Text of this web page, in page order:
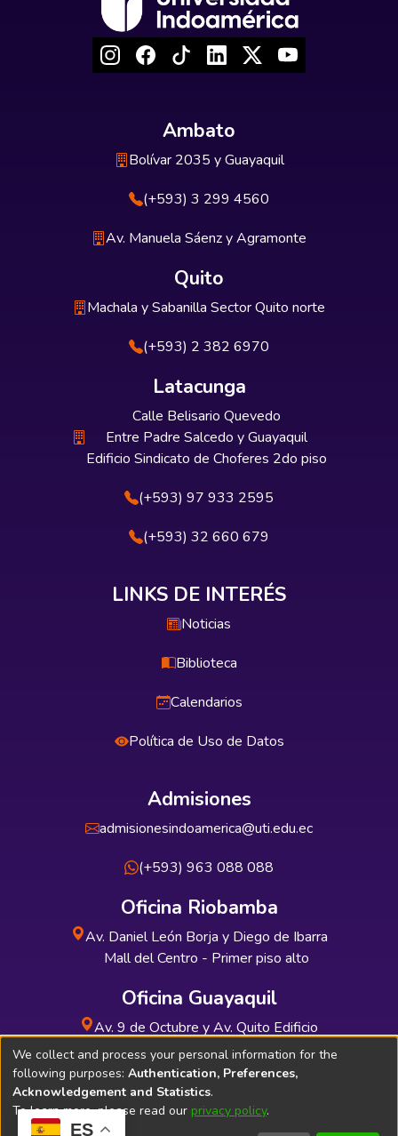
ES
Ambato
Bolívar 2035 y Guayaquil
(+593) 3 299 4560
Av. Manuela Sáenz y Agramonte
Quito
Machala y Sabanilla Sector Quito norte
(+593) 2 382 6970
Latacunga
Calle Belisario Quevedo
Entre Padre Salcedo y Guayaquil
Edificio Sindicato de Choferes 2do piso
(+593) 97 933 2595
(+593) 32 660 679
LINKS DE INTERÉS
Noticias
Biblioteca
Calendarios
Política de Uso de Datos
Admisiones
admisionesindoamerica@uti.edu.ec
(+593) 963 088 088
Oficina Riobamba
Av. Daniel León Borja y Diego de Ibarra
Mall del Centro - Primer piso alto
Oficina Guayaquil
Av. 9 de Octubre y Av. Quito Edificio
INDUAUTO - Planta baja
We collect and process your personal information for the
following purposes: Authentication, Preferences,
Acknowledgement and Statistics.
To learn more, please read our privacy policy.